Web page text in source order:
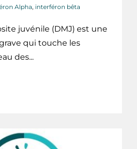
Alpha, interféron bêta
juvénile (DMJ) est une
qui touche les
des...